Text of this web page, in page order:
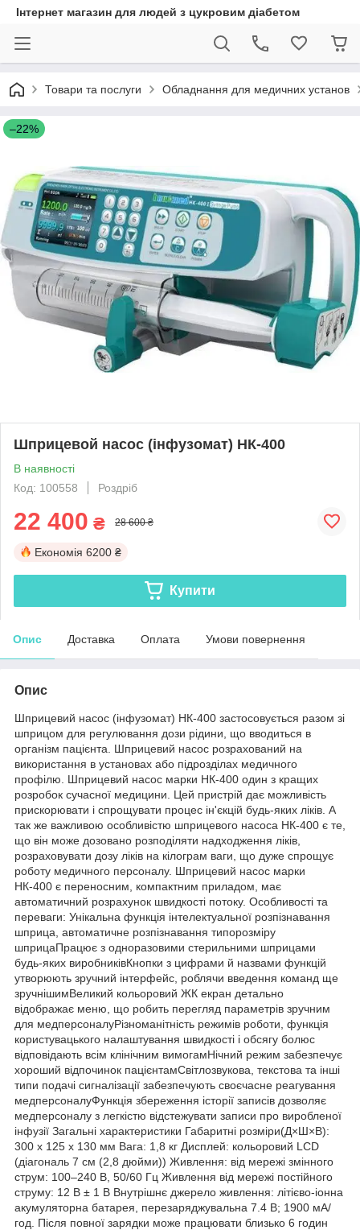
Інтернет магазин для людей з цукровим діабетом
Товари та послуги Обладнання для медичних установ
–22%
Шприцевой насос (інфузомат) НК-400
В наявності
Код: 100558
Роздріб
22 400 ₴ 28 600 ₴
Економія 6200 ₴
Купити
Опис Доставка Оплата Умови повернення
Опис
Шприцевий насос (інфузомат) НК-400 застосовується разом зі
шприцом для регулювання дози рідини, що вводиться в
організм пацієнта. Шприцевий насос розрахований на
використання в установах або підрозділах медичного
профілю. Шприцевий насос марки НК-400 один з кращих
розробок сучасної медицини. Цей пристрій дає можливість
прискорювати і спрощувати процес ін'єкцій будь-яких ліків. А
так же важливою особливістю шприцевого насоса НК-400 є те,
що він може дозовано розподіляти надходження ліків,
розраховувати дозу ліків на кілограм ваги, що дуже спрощує
роботу медичного персоналу. Шприцевий насос марки
HК-400 є переносним, компактним приладом, має
автоматичний розрахунок швидкості потоку. Особливості та
переваги: Унікальна функція інтелектуальної розпізнавання
шприца, автоматичне розпізнавання типорозміру
шприцаПрацює з одноразовими стерильними шприцами
будь-яких виробниківКнопки з цифрами й назвами функцій
утворюють зручний інтерфейс, роблячи введення команд ще
зручнішимВеликий кольоровий ЖК екран детально
відображає меню, що робить перегляд параметрів зручним
для медперсоналуРізноманітність режимів роботи, функція
користувацького налаштування швидкості і обсягу болюс
відповідають всім клінічним вимогамНічний режим забезпечує
хороший відпочинок пацієнтамСвітлозвукова, текстова та інші
типи подачі сигналізації забезпечують своєчасне реагування
медперсоналуФункція збереження історії записів дозволяє
медперсоналу з легкістю відстежувати записи про виробленої
інфузії Загальні характеристики Габаритні розміри(Д×Ш×В):
300 x 125 x 130 мм Вага: 1,8 кг Дисплей: кольоровий LCD
(діагональ 7 см (2,8 дюйми)) Живлення: від мережі змінного
струм: 100–240 В, 50/60 Гц Живлення від мережі постійного
струму: 12 В ± 1 В Внутрішнє джерело живлення: літієво-іонна
акумуляторна батарея, перезаряджувальна 7.4 В; 1900 мА/
год. Після повної зарядки може працювати близько 6 годин